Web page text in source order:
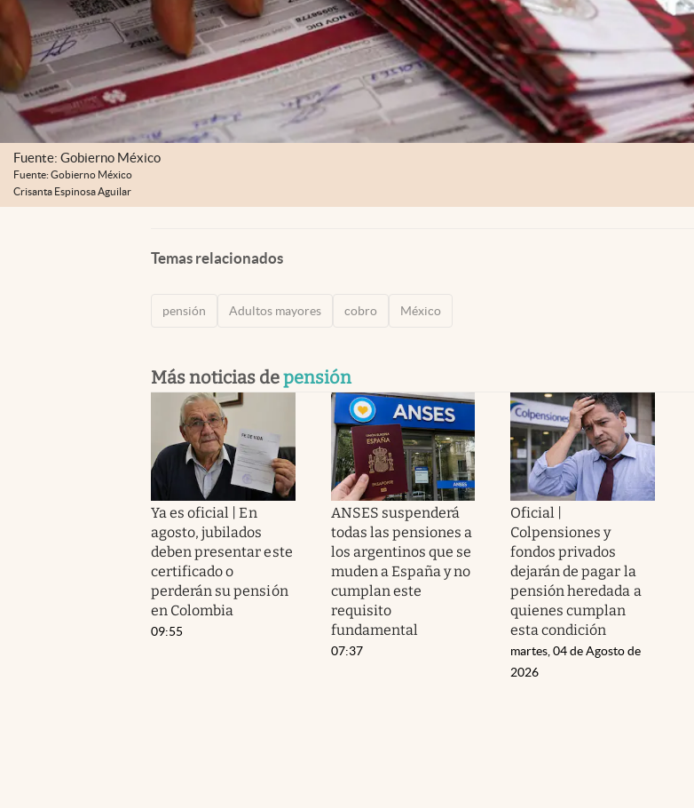
Fuente: Gobierno México
Fuente: Gobierno México
Crisanta Espinosa Aguilar
Temas relacionados
pensión Adultos mayores cobro México
Más noticias depensión
Ya es oficial | En
agosto, jubilados
deben presentar este
certificado o
perderán su pensión
en Colombia
09:55
ANSES suspenderá
todas las pensiones a
los argentinos que se
muden a España y no
cumplan este
requisito
fundamental
07:37
Oficial |
Colpensiones y
fondos privados
dejarán de pagar la
pensión heredada a
quienes cumplan
esta condición
martes, 04 de Agosto de
2026